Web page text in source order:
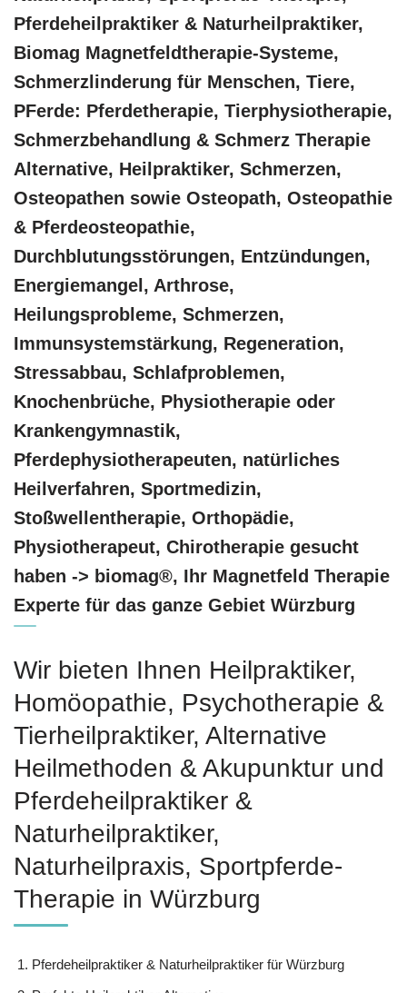
Pferdeheilpraktiker & Naturheilpraktiker,
Biomag Magnetfeldtherapie-Systeme,
Schmerzlinderung für Menschen, Tiere,
PFerde: Pferdetherapie, Tierphysiotherapie,
Schmerzbehandlung & Schmerz Therapie
Alternative, Heilpraktiker, Schmerzen,
Osteopathen sowie Osteopath, Osteopathie
& Pferdeosteopathie,
Durchblutungsstörungen, Entzündungen,
Energiemangel, Arthrose,
Heilungsprobleme, Schmerzen,
Immunsystemstärkung, Regeneration,
Stressabbau, Schlafproblemen,
Knochenbrüche, Physiotherapie oder
Krankengymnastik,
Pferdephysiotherapeuten, natürliches
Heilverfahren, Sportmedizin,
Stoßwellentherapie, Orthopädie,
Physiotherapeut, Chirotherapie gesucht
haben -> biomag®, Ihr Magnetfeld Therapie
Experte für das ganze Gebiet Würzburg
Wir bieten Ihnen Heilpraktiker,
‎Homöopathie, ‎Psychotherapie &
‎Tierheilpraktiker, Alternative
Heilmethoden & Akupunktur und
Pferdeheilpraktiker &
Naturheilpraktiker,
Naturheilpraxis, Sportpferde-
Therapie in Würzburg
Pferdeheilpraktiker & Naturheilpraktiker für Würzburg